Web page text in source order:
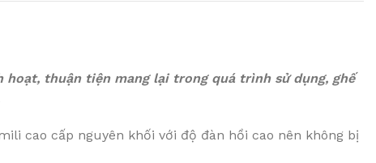
thuận tiện mang lại trong quá trình sử dụng, ghế
cao cấp nguyên khối với độ đàn hồi cao nên không bị